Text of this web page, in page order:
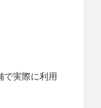
実際に利用